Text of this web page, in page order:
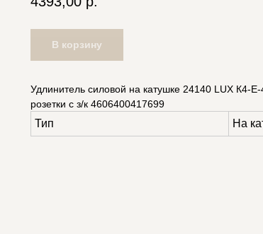
В корзину
Удлинитель силовой на катушке 24140 LUX К4-
розетки с з/к 4606400417699
Тип На